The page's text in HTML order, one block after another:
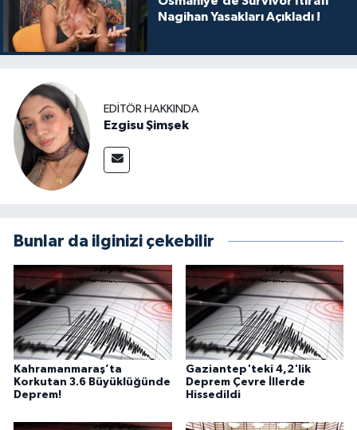
Nagihan Yasakları Açıkladı !
EDITÖR HAKKINDA
Ezgisu Şimşek
Bunlar da ilginizi çekebilir
Kahramanmaraş’ta
Korkutan 3.6 Büyüklüğünde
Deprem!
Gaziantep'teki 4,2'lik
Deprem Çevre İllerde
Hissedildi